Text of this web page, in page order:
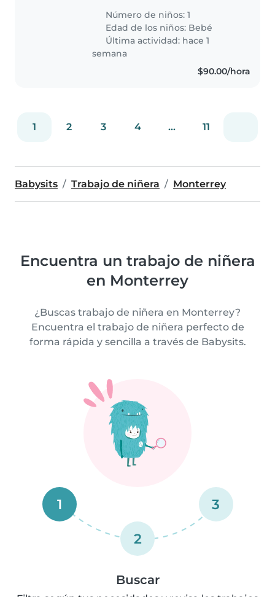
edad, pero requiere unos brazos
fuertes porque el bebe esta..
Número de niños: 1
Edad de los niños: Bebé
Última actividad: hace 1
semana
$90.00/hora
1 2 3 4 ... 11
Babysits Trabajo de niñera Monterrey
Encuentra un trabajo de niñera
en Monterrey
¿Buscas trabajo de niñera en Monterrey?
Encuentra el trabajo de niñera perfecto de
forma rápida y sencilla a través de Babysits.
1
2
3
Buscar